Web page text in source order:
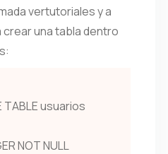
vertutoriales y a
una tabla dentro
TABLE usuarios
NOT NULL